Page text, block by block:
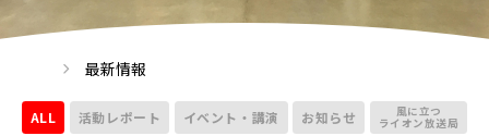
最新情報
ALL 活動レポート イベント・講演 お知らせ 風に立つ
ライオン放送局